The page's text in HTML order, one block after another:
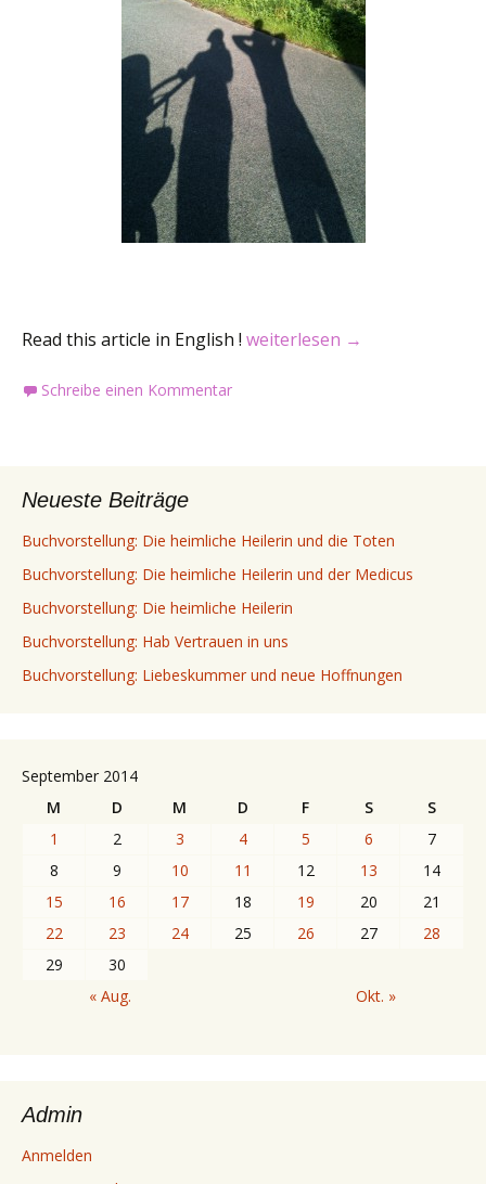
Read this article in English ! Perlacher Muggl
weiterlesen →
Schreibe einen Kommentar
Neueste Beiträge
Buchvorstellung: Die heimliche Heilerin und die Toten
Buchvorstellung: Die heimliche Heilerin und der Medicus
Buchvorstellung: Die heimliche Heilerin
Buchvorstellung: Hab Vertrauen in uns
Buchvorstellung: Liebeskummer und neue Hoffnungen
September 2014
M
D M D F S
S
1
2 3 4 5 6
7
8
9 10 11 12 13
14
15
16 17 18 19 20
21
22
23 24 25 26 27
28
29
30
« Aug.
Okt. »
Admin
Anmelden